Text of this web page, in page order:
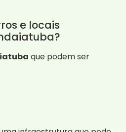
e locais
que podem ser